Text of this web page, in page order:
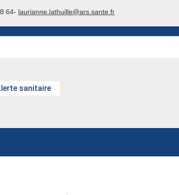
64- laurianne.lathuille@ars.sante.fr
sanitaire